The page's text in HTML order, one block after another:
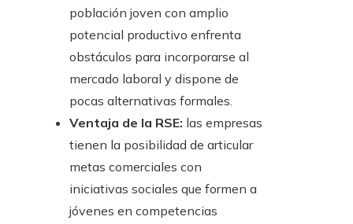
población joven con amplio
potencial productivo enfrenta
obstáculos para incorporarse al
mercado laboral y dispone de
pocas alternativas formales.
Ventaja de la RSE: las empresas
tienen la posibilidad de articular
metas comerciales con
iniciativas sociales que formen a
jóvenes en competencias